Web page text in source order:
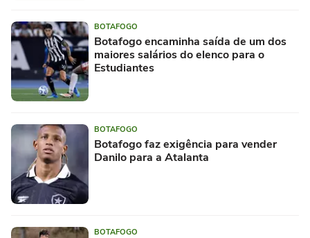
BOTAFOGO
Botafogo encaminha saída de um dos
maiores salários do elenco para o
Estudiantes
BOTAFOGO
Botafogo faz exigência para vender
Danilo para a Atalanta
BOTAFOGO